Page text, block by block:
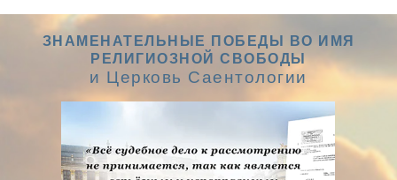
ЗНАМЕНАТЕЛЬНЫЕ ПОБЕДЫ ВО ИМЯ
РЕЛИГИОЗНОЙ СВОБОДЫ
и Церковь Саентологии